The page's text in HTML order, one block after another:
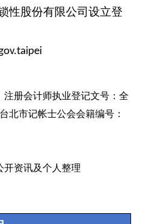
性股份有限公司设立登
册会计师执业登记文号：全
北市记帐士公会会籍编号：
开资讯及个人整理